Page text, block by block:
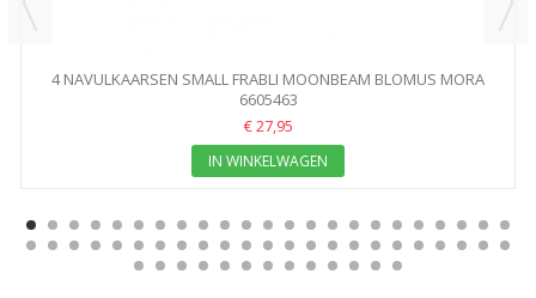
4 NAVULKAARSEN SMALL FRABLI MOONBEAM BLOMUS MORA
6605463
€ 27,95
IN WINKELWAGEN